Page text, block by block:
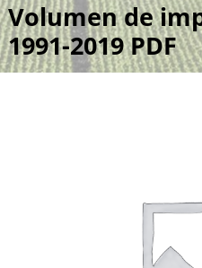
Volumen de
1991-2019 PDF